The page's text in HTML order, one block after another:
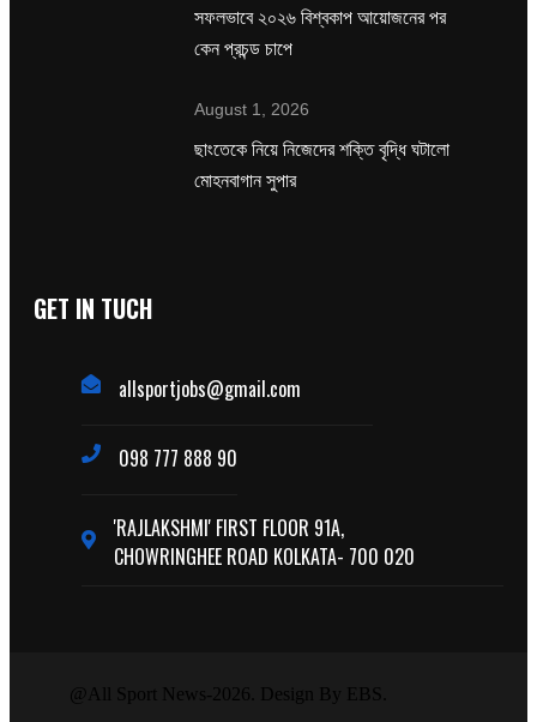
সফলভাবে ২০২৬ বিশ্বকাপ আয়োজনের পর
কেন প্রচন্ড চাপে
August 1, 2026
ছাংতেকে নিয়ে নিজেদের শক্তি বৃদ্ধি ঘটালো
মোহনবাগান সুপার
GET IN TUCH
allsportjobs@gmail.com
098 777 888 90
'RAJLAKSHMI' FIRST FLOOR 91A,
CHOWRINGHEE ROAD KOLKATA- 700 020
@All Sport News-2026. Design By EBS.